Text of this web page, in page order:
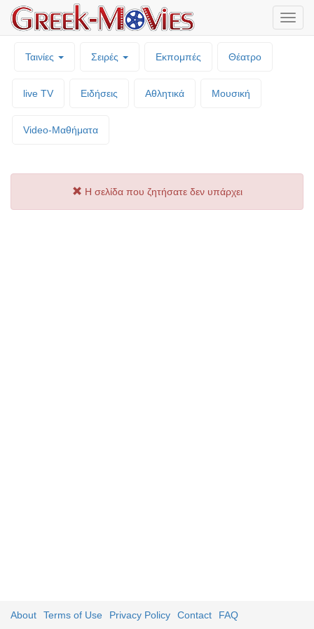
Ταινίες Σειρές Εκπομπές Θέατρο
live TV Ειδήσεις Αθλητικά Μουσική
Video-Mαθήματα
Η σελίδα που ζητήσατε δεν υπάρχει
About Terms of Use Privacy Policy Contact FAQ